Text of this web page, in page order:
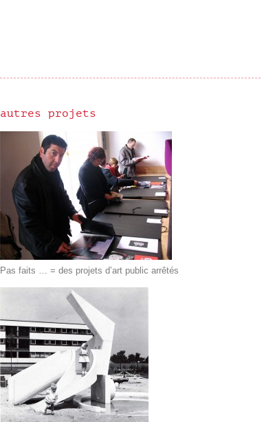
autres projets
Pas faits … = des projets d’art public arrêtés